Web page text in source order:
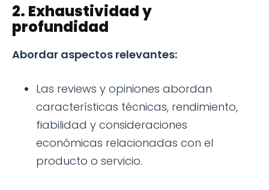
2. Exhaustividad y
profundidad
Abordar aspectos relevantes:
Las reviews y opiniones abordan
características técnicas, rendimiento,
fiabilidad y consideraciones
económicas relacionadas con el
producto o servicio.